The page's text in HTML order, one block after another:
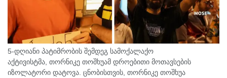
5-დღიანი პატიმრობის შემდეგ სამოქალაქო
აქტივისტმა, თორნიკე თოშხუამ დროებითი მოთავსების
იზოლატორი დატოვა. ცნობისთვის, თორნიკე თოშხუა